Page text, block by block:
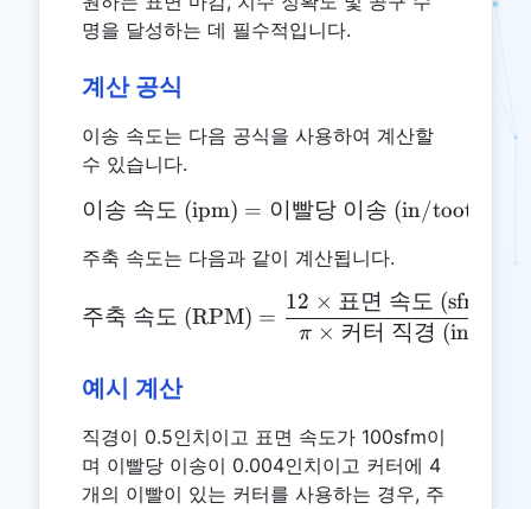
명을 달성하는 데 필수적입니다.
계산 공식
이송 속도는 다음 공식을 사용하여 계산할
수 있습니다.
\text{이송 속도 (ipm)} =
이송 속도 (ipm) = 이빨당 이송 (in/tooth)
주축 속도는 다음과 같이 계산됩니다.
\text{주축 속도
주축 속도 (RPM) =
π × 커터 직경 (in)
12 × 표면 속도 (sfm)
예시 계산
직경이 0.5인치이고 표면 속도가 100sfm이
며 이빨당 이송이 0.004인치이고 커터에 4
개의 이빨이 있는 커터를 사용하는 경우, 주